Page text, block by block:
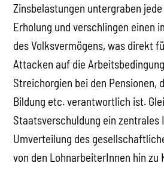
Zinsbelastungen untergraben
Erholung und verschlingen einen
des Volksvermögens, was direkt
Attacken auf die
Streichorgien bei den Pensionen,
Bildung etc. verantwortlich ist.
Staatsverschuldung ein zentrales
Umverteilung des
von den LohnarbeiterInnen hin